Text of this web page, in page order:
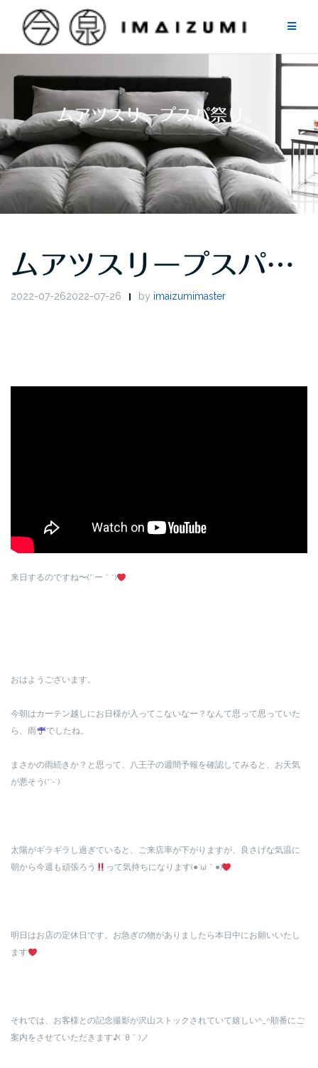
content
ムアツスリープスパ祭り。
ムアツスリープスパ…
2022-07-262022-07-26 by imaizumimaster
来日するのですね〜(*´ー｀*)
おはようございます。
今朝はカーテン越しにお日様が入ってこないなー？なんて思って思っていた
ら、雨
でしたね。
まさかの雨続きか？と思って、八王子の週間予報を確認してみると、お天気
が悪そう(*´-`)
太陽がギラギラし過ぎていると、ご来店率が下がりますが、良さげな気温に
朝から今週も頑張ろう
って気持ちになります(●´ω｀●)
明日はお店の定休日です。お急ぎの物がありましたら本日中にお願いいたし
ます
それでは、お客様との記念撮影が沢山ストックされていて嬉しい^_^順番にご
案内をさせていただきます♪( ´θ｀)ノ